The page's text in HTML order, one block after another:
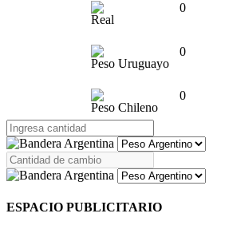
Real
0
Peso Uruguayo
0
Peso Chileno
0
ESPACIO PUBLICITARIO